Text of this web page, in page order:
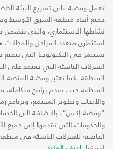
تعمل ومضة على تسريع البيئة
جميع أنحاء منطقة الشرق الأوسط
نشاطها الاستثماري، والذي
استثماري متعدد المراحل
يستثمر في التكنولوجيا التي تتمتع
الشركات الناشئة التي تعتمد على
المنطقة. كما تعتبر ومضة المنصة
المنطقة حيث تقدم برامج متكاملة، من
والأبحاث وتطوير المجتمع،
“ومضة إكس“، بالإضافة إلى
والحكومات التي تقدمها إلى جميع
الحاضنة للشركات الناشئة في